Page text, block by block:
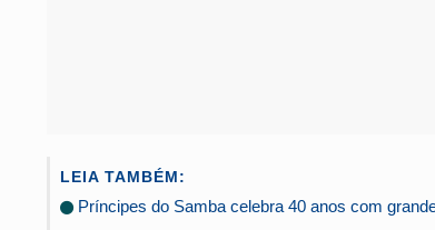
LEIA TAMBÉM:
Príncipes do Samba celebra 40 anos com